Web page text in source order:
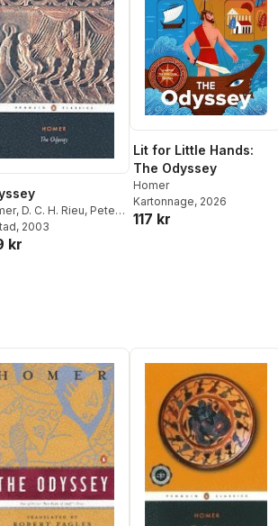
, D. C. H. Rieu, Peter
, 2003
kr
Lit for Little Hands:
The Odyssey
Homer
Kartonnage, 2026
117 kr